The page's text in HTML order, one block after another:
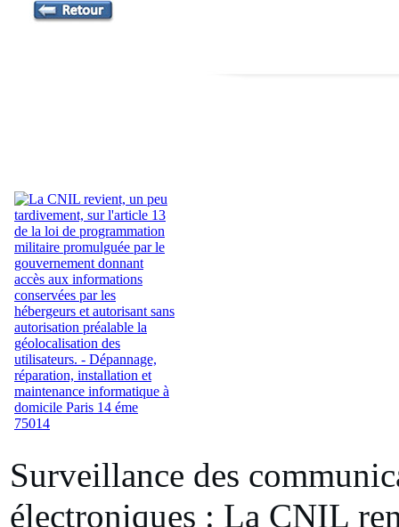
Surveillance des
électroniques : La CNIL